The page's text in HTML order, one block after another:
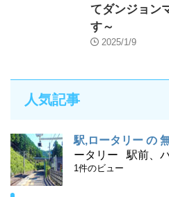
てダンジョン
す～
2025/1/9
人気記事
駅,ロータリー の
ータリー 駅前、
1件のビュー